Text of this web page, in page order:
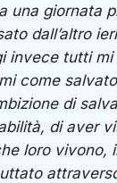
una giornata
dall’altro
invece tutti
come
di
di aver
loro vivono,